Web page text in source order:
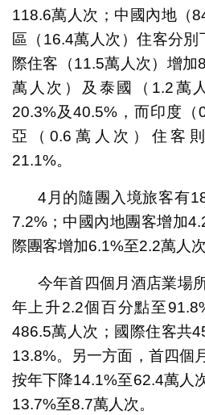
118.6萬人次；中國內地（
區（16.4萬人次）住客分別
際住客（11.5萬人次）增加
萬人次）及泰國（1.2萬
20.3%及40.5%，而印度（
亞（0.6萬人次）住客
21.1%。
4月的隨團入境旅客有
7.2%；中國內地團客增加
際團客增加6.1%至2.2萬人次
今年首四個月酒店業場
年上升2.2個百分點至
486.5萬人次；國際住客共
13.8%。另一方面，首四個
按年下降14.1%至62.4萬人
13.7%至8.7萬人次。